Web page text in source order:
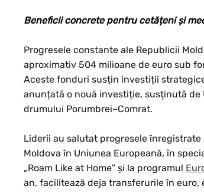
Beneficii concrete pentru cetățeni și
Progresele constante ale Republicii
aproximativ 504 milioane de euro sub
Aceste fonduri susțin investiții
anunțată o nouă investiție, susținută de
drumului Porumbrei–Comrat.
Liderii au salutat progresele
Moldova în Uniunea Europeană, în
„Roam Like at Home” și la programul
an, facilitează deja transferurile în